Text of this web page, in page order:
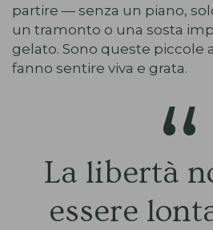
partire — senza un piano,
un tramonto o una sosta
gelato. Sono queste piccole
fanno sentire viva e grata.
La libertà
essere